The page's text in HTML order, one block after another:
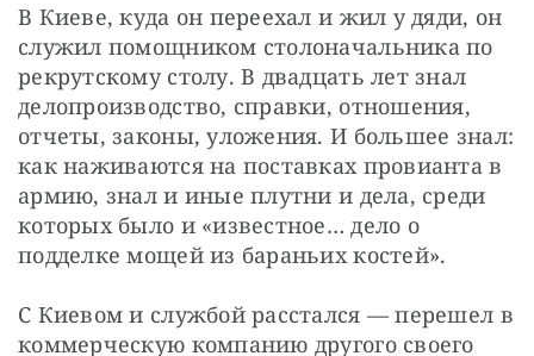
В Киеве, куда он переехал и жил у дяди, он
служил помощником столоначальника по
рекрутскому столу. В двадцать лет знал
делопроизводство, справки, отношения,
отчеты, законы, уложения. И большее знал:
как наживаются на поставках провианта в
армию, знал и иные плутни и дела, среди
которых было и «известное… дело о
подделке мощей из бараньих костей».
С Киевом и службой расстался — перешел в
коммерческую компанию другого своего